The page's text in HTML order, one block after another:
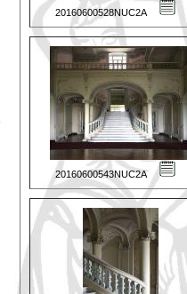
20160600528NUC2A
20160600543NUC2A